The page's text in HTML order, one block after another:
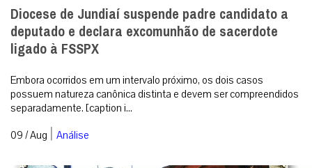
Diocese de Jundiaí suspende padre candidato a
deputado e declara excomunhão de sacerdote
ligado à FSSPX
Embora ocorridos em um intervalo próximo, os dois casos
possuem natureza canônica distinta e devem ser compreendidos
separadamente. [caption i...
09 / Aug | Análise